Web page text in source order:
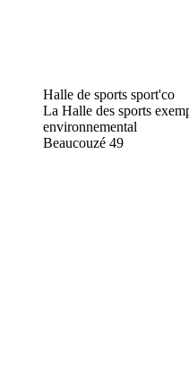
Halle de sports sport'co
La Halle des sports
environnemental
Beaucouzé 49